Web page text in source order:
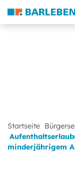
Startseite
minderjährigem